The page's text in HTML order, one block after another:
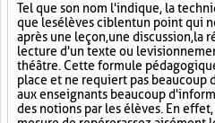
Tel que son nom l'indique, la
que les élèves ciblent un point qui
après une leçon, une discussion, la
lecture d'un texte ou le
théâtre. Cette formule
place et ne requiert pas beaucoup
aux enseignants beaucoup
des notions par les élèves. En